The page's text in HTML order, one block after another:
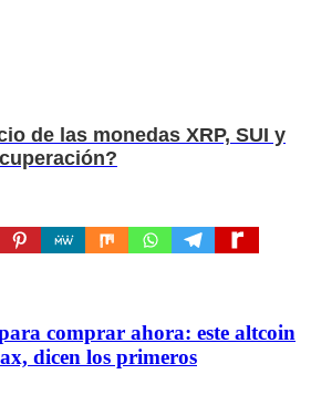
de las monedas XRP, SUI y
comprar ahora: este altcoin
dicen los primeros